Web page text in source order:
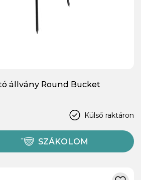
állvány Round Bucket
Külső raktáron
SZÁKOLOM